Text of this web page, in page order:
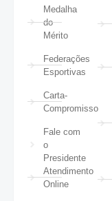
Medalha
do
Mérito
Federações
Esportivas
Carta-
Compromisso
Fale com
o
Presidente
Atendimento
Online